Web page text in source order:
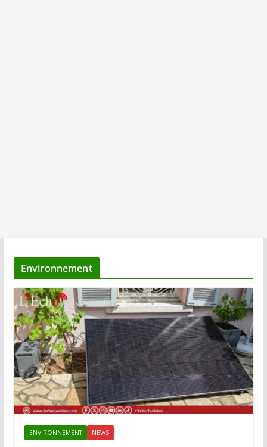
Environnement
ENVIRONNEMENT NEWS